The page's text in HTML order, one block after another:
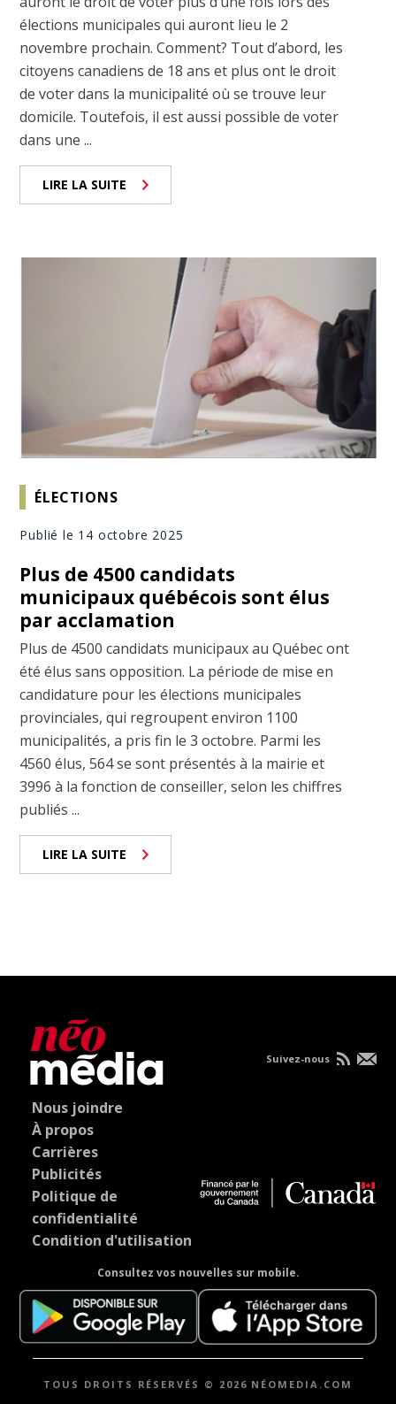
élections municipales qui auront lieu le 2
novembre prochain. Comment? Tout d’abord, les
citoyens canadiens de 18 ans et plus ont le droit
de voter dans la municipalité où se trouve leur
domicile. Toutefois, il est aussi possible de voter
dans une ...
LIRE LA SUITE
ÉLECTIONS
Publié le 14 octobre 2025
Plus de 4500 candidats
municipaux québécois sont élus
par acclamation
Plus de 4500 candidats municipaux au Québec ont
été élus sans opposition. La période de mise en
candidature pour les élections municipales
provinciales, qui regroupent environ 1100
municipalités, a pris fin le 3 octobre. Parmi les
4560 élus, 564 se sont présentés à la mairie et
3996 à la fonction de conseiller, selon les chiffres
publiés ...
LIRE LA SUITE
Nous joindre
À propos
Carrières
Publicités
Politique de
confidentialité
Condition d'utilisation
Consultez vos nouvelles sur mobile.
Suivez-nous
TOUS DROITS RÉSERVÉS © 2026 NÉOMEDIA.COM